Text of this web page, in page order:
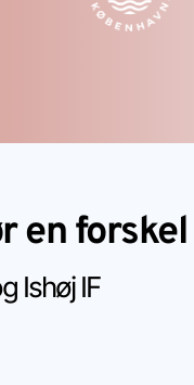
en forskel
Ishøj IF